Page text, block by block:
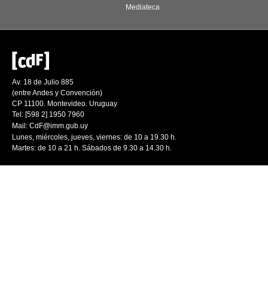
Mediateca
Av. 18 de Julio 885
(entre Andes y Convención)
CP 11100. Montevideo. Uruguay
Tel: [598 2] 1950 7960
Mail: CdF@imm.gub.uy
Lunes, miércoles, jueves, viernes: de 10 a 19.30 h.
Martes: de 10 a 21 h. Sábados de 9.30 a 14.30 h.